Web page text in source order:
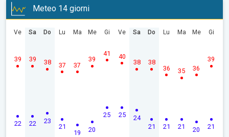
Meteo 14 giorni
Ve
22
39
Sa
22
39
Do
23
38
Lu
21
37
Ma
19
37
Me
20
39
Gi
25
41
Ve
25
40
Sa
24
38
Do
21
38
Lu
21
36
Ma
21
35
Me
20
36
Gi
21
39